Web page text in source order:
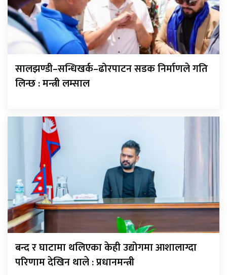
सालझण्डी–सन्धिखर्क–ढोरपाटन सडक निर्माणले गति
लिन्छ : मन्त्री लम्साल
बन्द र घाटामा थलिएका केही उद्योगमा आशालाग्दा
परिणाम देखिन थाले : प्रधानमन्त्री